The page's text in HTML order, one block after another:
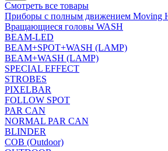
Смотреть все товары
Приборы с полным движением Moving
Вращающиеся головы WASH
BEAM-LED
BEAM+SPOT+WASH (LAMP)
BEAM+WASH (LAMP)
SPECIAL EFFECT
STROBES
PIXELBAR
FOLLOW SPOT
PAR CAN
NORMAL PAR CAN
BLINDER
COB (Outdoor)